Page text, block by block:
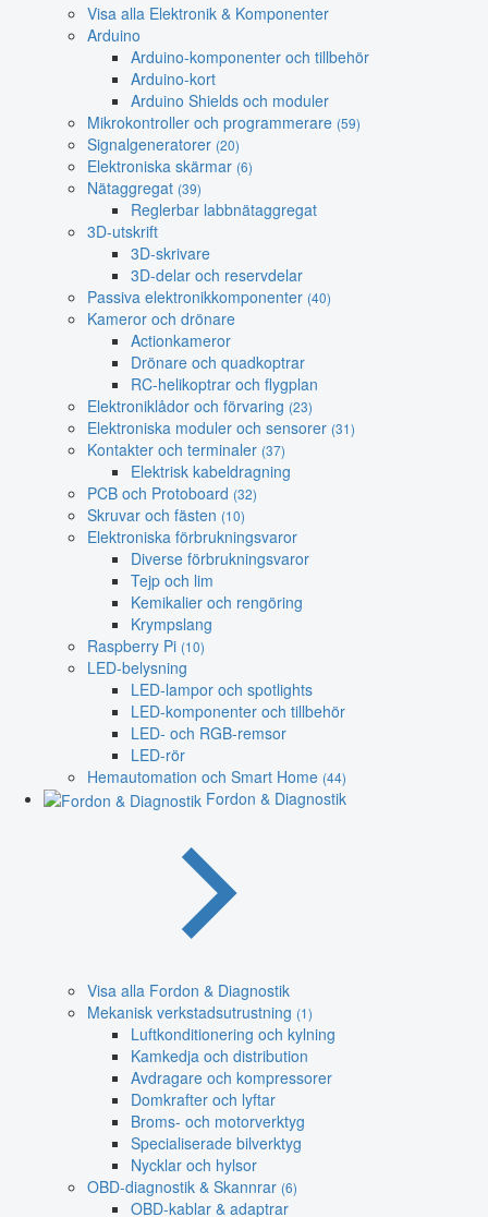
Visa alla Elektronik & Komponenter
Arduino
Arduino-komponenter och tillbehör
Arduino-kort
Arduino Shields och moduler
Mikrokontroller och programmerare (59)
Signalgeneratorer (20)
Elektroniska skärmar (6)
Nätaggregat (39)
Reglerbar labbnätaggregat
3D-utskrift
3D-skrivare
3D-delar och reservdelar
Passiva elektronikkomponenter (40)
Kameror och drönare
Actionkameror
Drönare och quadkoptrar
RC-helikoptrar och flygplan
Elektroniklådor och förvaring (23)
Elektroniska moduler och sensorer (31)
Kontakter och terminaler (37)
Elektrisk kabeldragning
PCB och Protoboard (32)
Skruvar och fästen (10)
Elektroniska förbrukningsvaror
Diverse förbrukningsvaror
Tejp och lim
Kemikalier och rengöring
Krympslang
Raspberry Pi (10)
LED-belysning
LED-lampor och spotlights
LED-komponenter och tillbehör
LED- och RGB-remsor
LED-rör
Hemautomation och Smart Home (44)
Fordon & Diagnostik
Visa alla Fordon & Diagnostik
Mekanisk verkstadsutrustning (1)
Luftkonditionering och kylning
Kamkedja och distribution
Avdragare och kompressorer
Domkrafter och lyftar
Broms- och motorverktyg
Specialiserade bilverktyg
Nycklar och hylsor
OBD-diagnostik & Skannrar (6)
OBD-kablar & adaptrar